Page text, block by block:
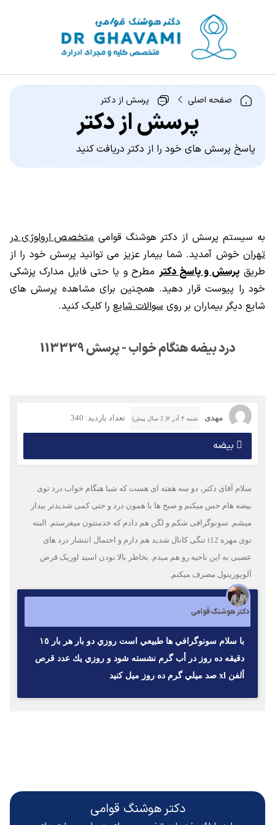
صفحه اصلی پرسش از دکتر
پرسش از دکتر
پاسخ پرسش های خود را از دکتر دریافت کنید
به سیستم پرسش از دکتر هوشنگ قوامی متخصص ارولوژی در
تهران خوش آمدید. شما بیمار عزیز می توانید پرسش خود را از
طریق پرسش و پاسخ دکتر مطرح و یا حتی فایل مدارک پزشکی
خود را پیوست قرار دهید. همچنین برای مشاهده پرسش های
شایع دیگر بیماران بر روی سوالات شایع را کلیک کنید.
درد بیضه هنگام خواب - پرسش 113339
مهدی شنبه ۴ آذر ۲( 2 سال پیش) تعداد بازدید: 340
بیضه
سلام آقای دکتر، دو سه هفته ای هست که شبا هنگام خواب درد توی
بیضه هام حس میکنم و صبح ها با همون درد و حتی کمی شدیدتر بیدار
میشم. سونوگرافی شکم و لگن هم دادم که خدمتتون میفرستم. البته
توی مهره t12 تنگی کانال شدید هم دارم و احتمال انتشار درد های
عصبی به این ناحیه رو هم میدم. بخاطر بالا بودن اسید اوریک قرص
آلوپورینول مصرف میکنم.
دکتر هوشنگ قوامی
با سلام سونوگرافي ها طبيعي است روزي دو بار هر بار ١٥
دقيقه ده روز در أب گرم نشسته شود و روزي يك عدد قرص
ألفن xl صد ميلي گرم ده روز ميل كنيد
دکتر هوشنگ قوامی